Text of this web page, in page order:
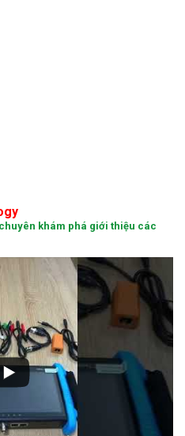
khám phá giới thiệu các